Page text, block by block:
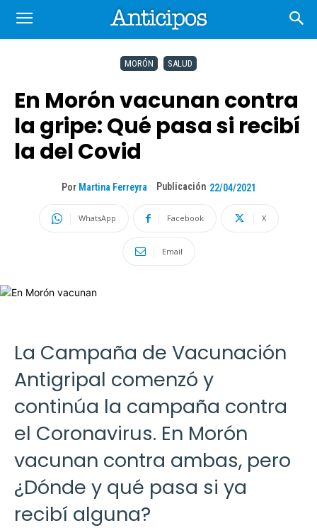
MORÓN SALUD
En Morón vacunan contra
la gripe: Qué pasa si recibí
la del Covid
Por Martina Ferreyra Publicación 22/04/2021
WhatsApp Facebook X
Email
La Campaña de Vacunación
Antigripal comenzó y
continúa la campaña contra
el Coronavirus. En Morón
vacunan contra ambas, pero
¿Dónde y qué pasa si ya
recibí alguna?